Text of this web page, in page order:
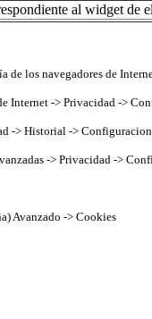
al widget de
de los navegadores de
Internet -> Privacidad ->
-> Historial -> Configuracion
-> Privacidad ->
Avanzado -> Cookies